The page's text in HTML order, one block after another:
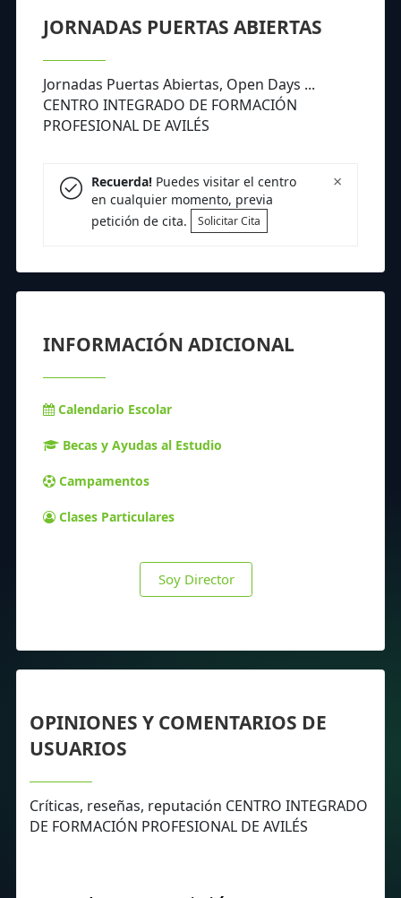
JORNADAS PUERTAS ABIERTAS
Jornadas Puertas Abiertas, Open Days ...
CENTRO INTEGRADO DE FORMACIÓN
PROFESIONAL DE AVILÉS
×
Recuerda!Puedes visitar el centro
en cualquier momento, previa
petición de cita.
Solicitar Cita
INFORMACIÓN ADICIONAL
Calendario Escolar
Becas y Ayudas al Estudio
Campamentos
Clases Particulares
Soy Director
OPINIONES Y COMENTARIOS DE
USUARIOS
Críticas, reseñas, reputación CENTRO INTEGRADO
DE FORMACIÓN PROFESIONAL DE AVILÉS